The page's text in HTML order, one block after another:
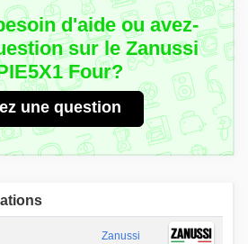
d'aide ou avez-
sur le Zanussi
Four?
une question
Zanussi